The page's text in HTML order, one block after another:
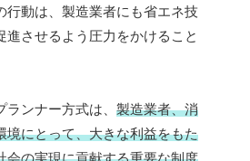
行動は、製造業者にも省エネ技
進させるよう圧力をかけること
ンナー方式は、 製造業者、消
境にとって、大きな利益をもた